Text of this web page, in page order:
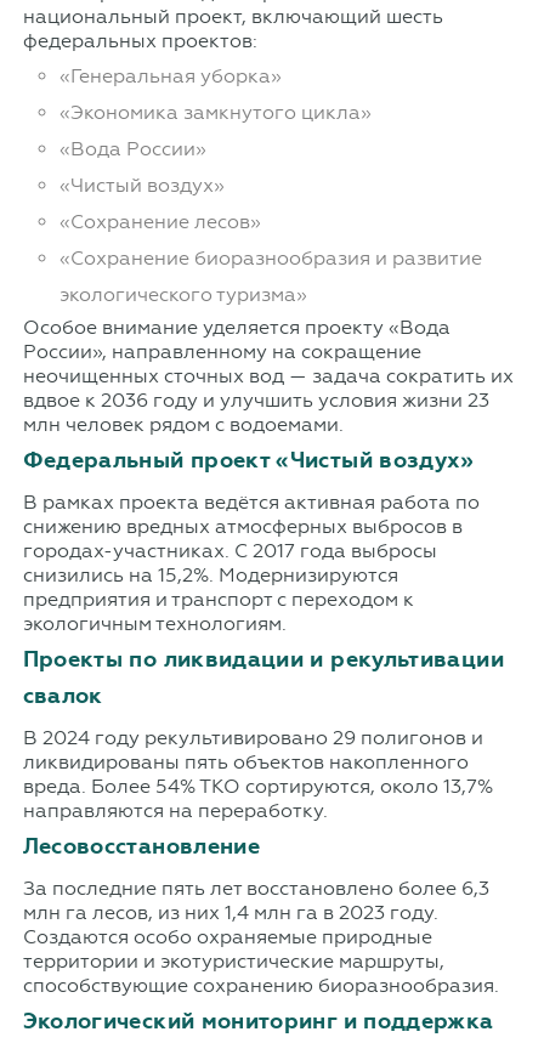
национальный проект, включающий шесть
федеральных проектов:
«Генеральная уборка»
«Экономика замкнутого цикла»
«Вода России»
«Чистый воздух»
«Сохранение лесов»
«Сохранение биоразнообразия и развитие
экологического туризма»
Особое внимание уделяется проекту «Вода
России», направленному на сокращение
неочищенных сточных вод — задача сократить их
вдвое к 2036 году и улучшить условия жизни 23
млн человек рядом с водоемами.
Федеральный проект «Чистый воздух»
В рамках проекта ведётся активная работа по
снижению вредных атмосферных выбросов в
городах-участниках. С 2017 года выбросы
снизились на 15,2%. Модернизируются
предприятия и транспорт с переходом к
экологичным технологиям.
Проекты по ликвидации и рекультивации
свалок
В 2024 году рекультивировано 29 полигонов и
ликвидированы пять объектов накопленного
вреда. Более 54% ТКО сортируются, около 13,7%
направляются на переработку.
Лесовосстановление
За последние пять лет восстановлено более 6,3
млн га лесов, из них 1,4 млн га в 2023 году.
Создаются особо охраняемые природные
территории и экотуристические маршруты,
способствующие сохранению биоразнообразия.
Экологический мониторинг и поддержка